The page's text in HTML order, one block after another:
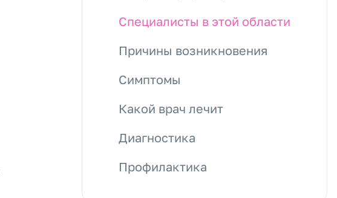
Специалисты в этой области
Причины возникновения
Симптомы
Какой врач лечит
Диагностика
Профилактика